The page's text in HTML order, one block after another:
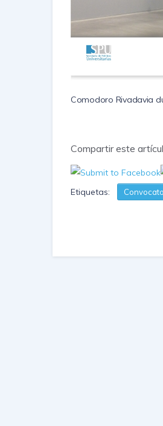
Comodoro Rivadavia
Compartir este
Etiquetas: